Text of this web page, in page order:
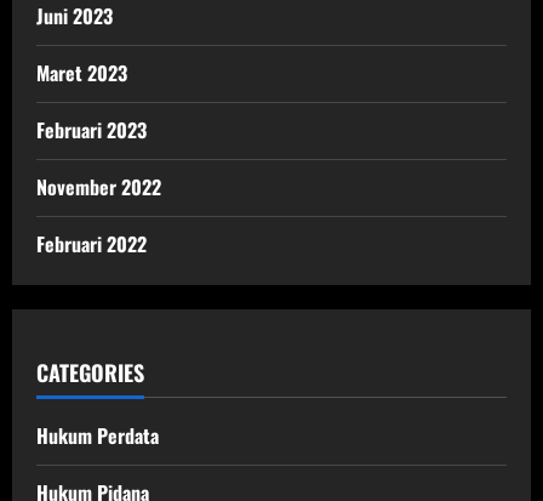
Juni 2023
Maret 2023
Februari 2023
November 2022
Februari 2022
CATEGORIES
Hukum Perdata
Hukum Pidana